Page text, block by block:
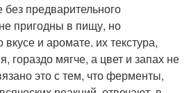
предварительного
пригодны в пищу, но
и аромате. их текстура,
гораздо мягче, а цвет и запах не
это с тем, что ферменты,